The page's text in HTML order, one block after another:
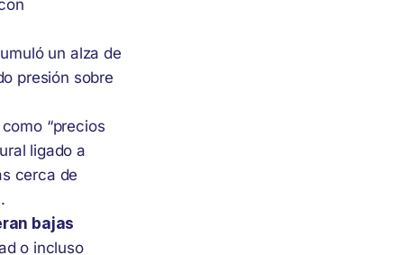
un alza de
presión sobre
“precios
ligado a
cerca de
bajas
o incluso